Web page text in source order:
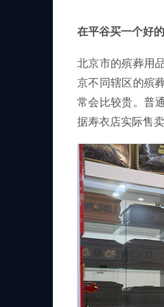
在平谷买一个好
北京市的殡葬用
京不同辖区的殡
常会比较贵。普
据寿衣店实际售